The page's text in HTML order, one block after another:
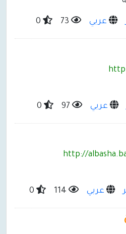
عربي
عربي
http://
عربي